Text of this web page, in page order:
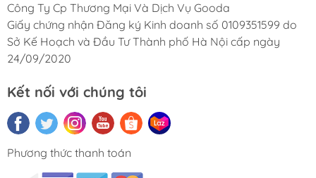
Công Ty Cp Thương Mại Và Dịch Vụ Gooda
Giấy chứng nhận Đăng ký Kinh doanh số 0109351599 do
Sở Kế Hoạch và Đầu Tư Thành phố Hà Nội cấp ngày
24/09/2020
Kết nối với chúng tôi
Phương thức thanh toán